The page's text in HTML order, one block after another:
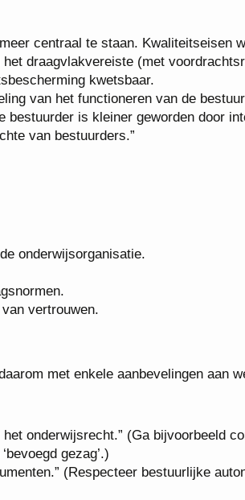
centraal te staan. Kwaliteitseisen
draagvlakvereiste (met
kwetsbaar.
van het functioneren van de
bestuurder is kleiner geworden door
van bestuurders.”
onderwijsorganisatie.
vertrouwen.
met enkele aanbevelingen aan
onderwijsrecht.” (Ga bijvoorbeeld
gezag’.)
(Respecteer bestuurlijke